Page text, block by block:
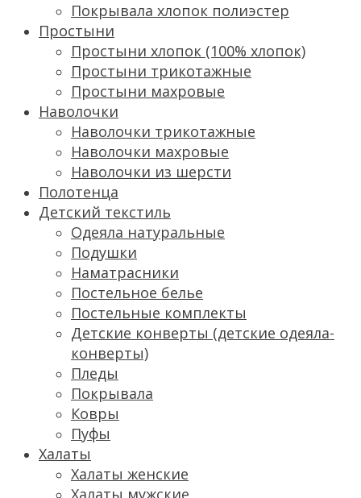
Покрывала хлопок полиэстер
Простыни
Простыни хлопок (100% хлопок)
Простыни трикотажные
Простыни махровые
Наволочки
Наволочки трикотажные
Наволочки махровые
Наволочки из шерсти
Полотенца
Детский текстиль
Одеяла натуральные
Подушки
Наматрасники
Постельное белье
Постельные комплекты
Детские конверты (детские одеяла-
конверты)
Пледы
Покрывала
Ковры
Пуфы
Халаты
Халаты женские
Халаты мужские